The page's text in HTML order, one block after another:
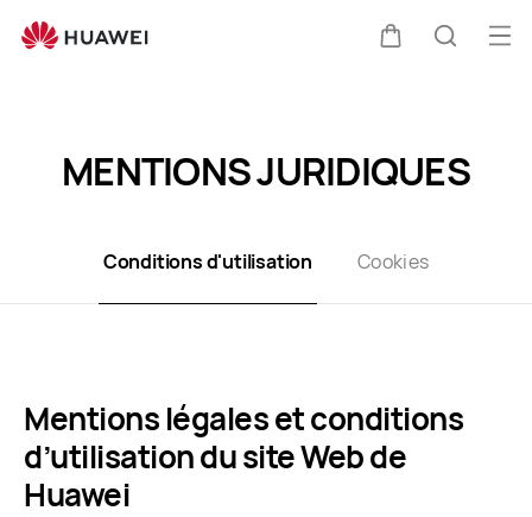
&amp;
MENTIONS JURIDIQUES
Conditions d'utilisation Cookies
Mentions légales et conditions
d’utilisation du site Web de
Huawei